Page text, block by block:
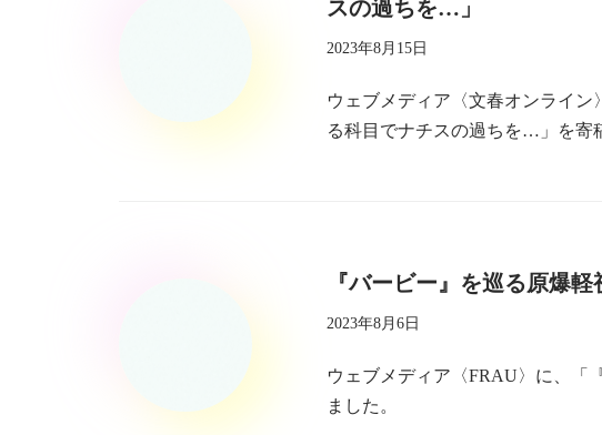
スの過ちを…」
2023年8月15日
ウェブメディア〈文春オンライ
る科目でナチスの過ちを…」を寄
『バービー』を巡る原爆
2023年8月6日
ウェブメディア〈FRAU〉に、「
ました。